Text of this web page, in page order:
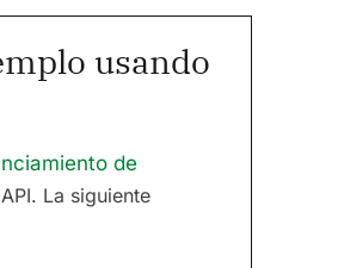
usando
de
La siguiente